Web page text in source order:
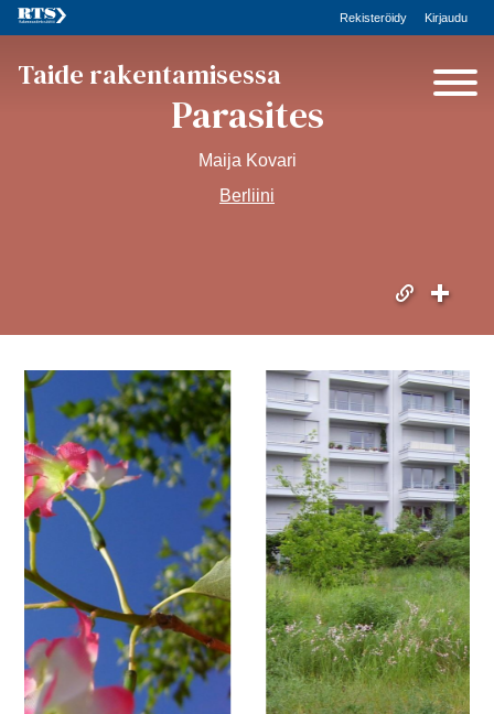
Rekisteröidy Kirjaudu
Taide rakentamisessa
Parasites
Maija Kovari
Berliini